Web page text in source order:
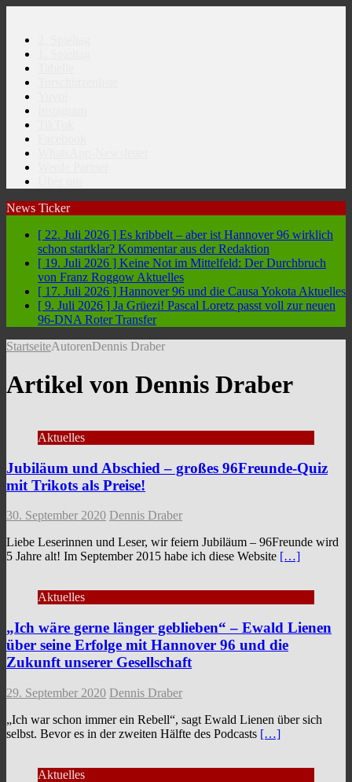
News Ticker
[ 22. Juli 2026 ] Es kribbelt – aber ist Hannover 96 wirklich
schon startklar? Kommentar aus der Redaktion
[ 19. Juli 2026 ] Keine Not im Mittelfeld: Der Durchbruch
von Franz Roggow Aktuelles
[ 17. Juli 2026 ] Hannover 96 und die Causa Yokota Aktuelles
[ 9. Juli 2026 ] Ja Grüezi! Pascal Loretz passt voll zur neuen
96-DNA Roter Transfer
StartseiteAutorenDennis Draber
Artikel von Dennis Draber
Aktuelles
Jubiläum und Abschied – großes 96Freunde-Quiz
mit Trikots als Preise!
30. September 2020 Dennis Draber
Liebe Leserinnen und Leser, wir feiern Jubiläum – 96Freunde wird
5 Jahre alt! Im September 2015 habe ich diese Website […]
Aktuelles
„Ich wäre gerne länger geblieben“ – Ewald Lienen
über seine Erfolge mit Hannover 96 und die
Zukunft unserer Gesellschaft
29. September 2020 Dennis Draber
„Ich war schon immer ein Rebell“, sagt Ewald Lienen über sich
selbst. Bevor es in der zweiten Hälfte des Podcasts […]
Aktuelles